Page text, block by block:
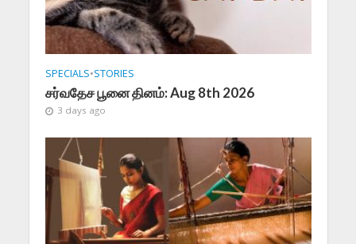
SPECIALS•STORIES
சர்வதேச பூனை தினம்: Aug 8th 2026
3 days ago